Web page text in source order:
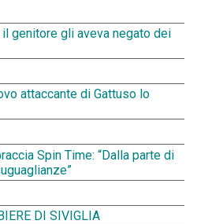
genitore gli aveva negato dei
attaccante di Gattuso lo
Spin Time: “Dalla parte di
DI SIVIGLIA